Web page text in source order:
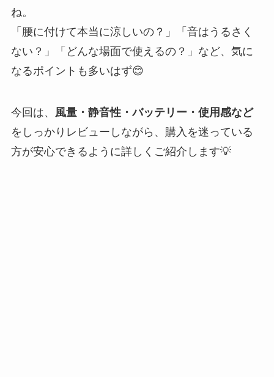
ね。
「腰に付けて本当に涼しいの？」「音はうるさく
ない？」「どんな場面で使えるの？」など、気に
なるポイントも多いはず😊
今回は、 風量・静音性・バッテリー・使用感など
をしっかりレビューしながら、購入を迷っている
方が安心できるように詳しくご紹介します💡